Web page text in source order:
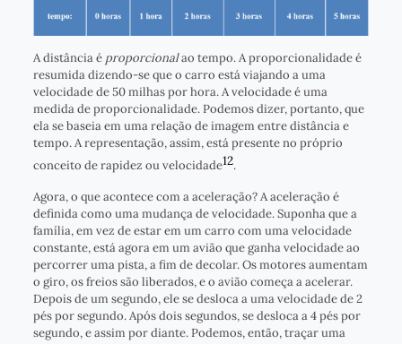
A distância é proporcionalao tempo. A proporcionalidade é
resumida dizendo-se que o carro está viajando a uma
velocidade de 50 milhas por hora. A velocidade é uma
medida de proporcionalidade. Podemos dizer, portanto, que
ela se baseia em uma relação de imagem entre distância e
tempo. A representação, assim, está presente no próprio
conceito de rapidez ou velocidade12.
Agora, o que acontece com a aceleração? A aceleração é
definida como uma mudança de velocidade. Suponha que a
família, em vez de estar em um carro com uma velocidade
constante, está agora em um avião que ganha velocidade ao
percorrer uma pista, a fim de decolar. Os motores aumentam
o giro, os freios são liberados, e o avião começa a acelerar.
Depois de um segundo, ele se desloca a uma velocidade de 2
pés por segundo. Após dois segundos, se desloca a 4 pés por
segundo, e assim por diante. Podemos, então, traçar uma